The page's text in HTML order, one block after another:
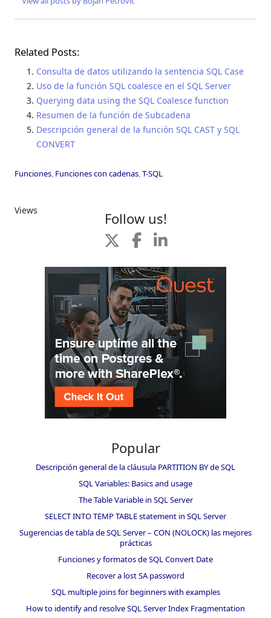
Related Posts:
Consulta de datos utilizando la sentencia SQL Case
Uso de la función SQL coalesce en el SQL Server
Querying data using the SQL Coalesce function
Resumen de la función de Subcadena
Descripción general de la función SQL CAST y SQL
CONVERT
Funciones, Funciones con cadenas,T-SQL
Views Follow us!
Popular
Descripción general de la cláusula PARTITION BY de SQL
SQL Variables: Basics and usage
The Table Variable in SQL Server
SELECT INTO TEMP TABLE statement in SQL Server
Sugerencias de tabla de SQL Server – CON (NOLOCK) las mejores
prácticas
Funciones y formatos de SQL Convert Date
Recover a lost SA password
SQL multiple joins for beginners with examples
How to identify and resolve SQL Server Index Fragmentation